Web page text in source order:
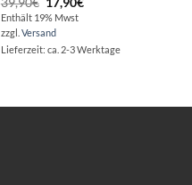
Preis
war:
39,90€
Enthält 19% Mwst
zzgl. Versand
Lieferzeit: ca. 2-3 Werktage